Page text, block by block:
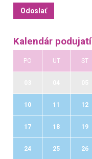
Kalendár podujatí
PO UT ST
10 11 12
17 18 19
24 25 26